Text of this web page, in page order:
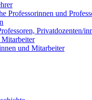
Professorinnen und
Privatdozenten/
Mitarbeiter
und Mitarbeiter